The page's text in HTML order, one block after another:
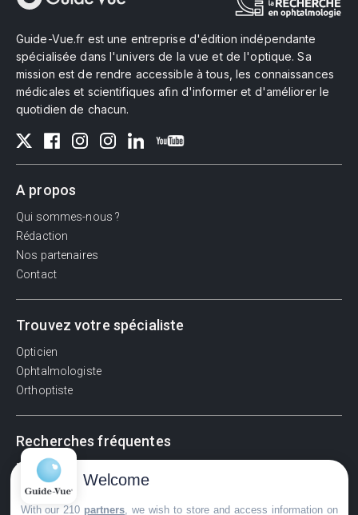
Guide-Vue.fr est une entreprise d'édition indépendante
spécialisée dans l'univers de la vue et de l'optique. Sa
mission est de rendre accessible à tous, les connaissances
médicales et scientifiques afin d'informer et d'améliorer le
quotidien de chacun.
A propos
Qui sommes-nous ?
Rédaction
Nos partenaires
Contact
Trouvez votre spécialiste
Opticien
Ophtalmologiste
Orthoptiste
Recherches fréquentes
Pathologies adultes
Signes d'une urgence ophtalmologique
La vision
Welcome
With our 210 partners , we wish to store and access information on